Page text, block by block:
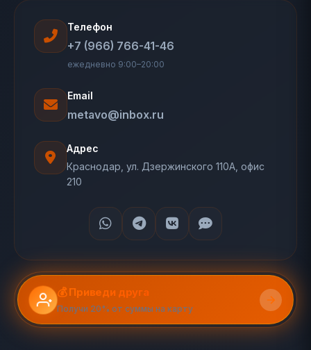
Телефон
+7 (966) 766-41-46
ежедневно 9:00–20:00
Email
metavo@inbox.ru
Адрес
Краснодар, ул. Дзержинского 110А, офис
210
💰 Приведи друга
Получи 20% от суммы на карту